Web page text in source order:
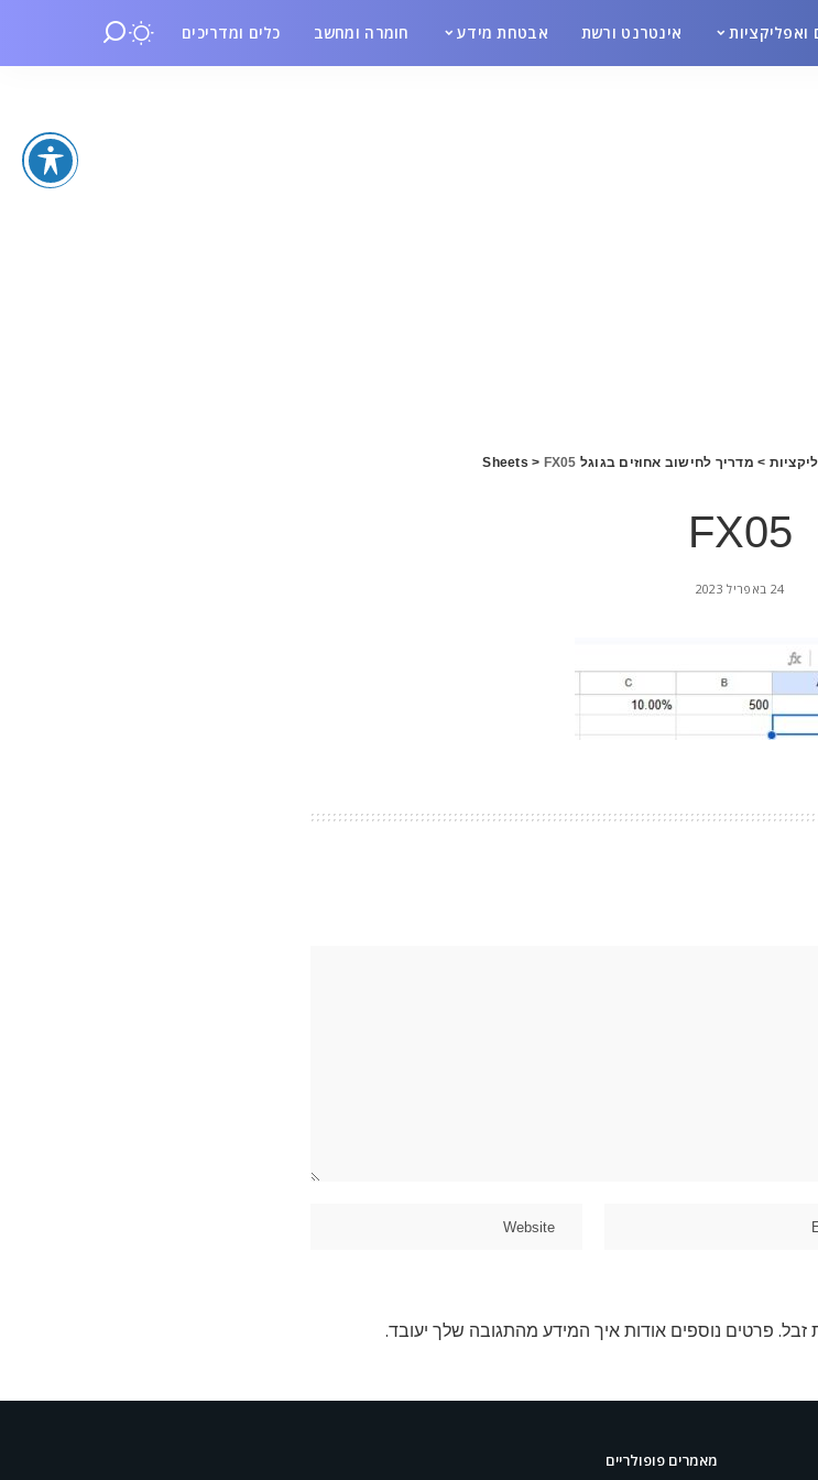
ואפליקציות אינטרנט ורשת אבטחת מידע חומרה ומחשב כלים ומדריכים
> מדריך לחישוב אחוזים בגוגל Sheets > FX05
FX05
24 באפריל 2023
פרטים נוספים אודות איך המידע מהתגובה שלך יעובד.
מאמרים פופולריים